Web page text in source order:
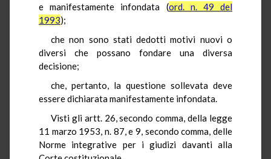
e manifestamente infondata (ord. n. 49 del
1993);
che non sono stati dedotti motivi nuovi o
diversi che possano fondare una diversa
decisione;
che, pertanto, la questione sollevata deve
essere dichiarata manifestamente infondata.
Visti gli artt. 26, secondo comma, della legge
11 marzo 1953, n. 87, e 9, secondo comma, delle
Norme integrative per i giudizi davanti alla